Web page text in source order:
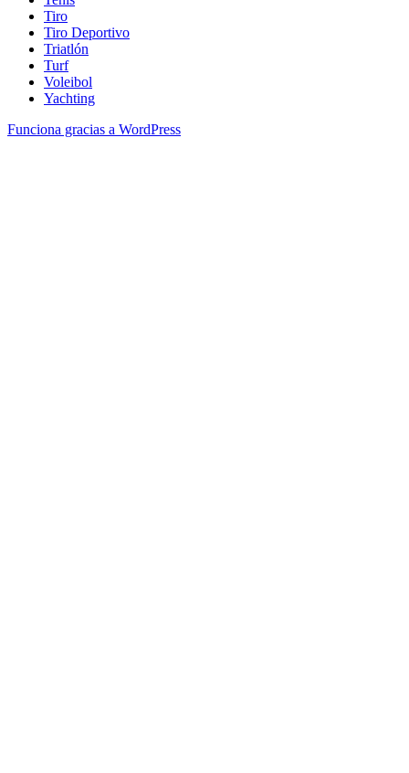
Tiro
Tiro Deportivo
Triatlón
Turf
Voleibol
Yachting
Funciona gracias a WordPress